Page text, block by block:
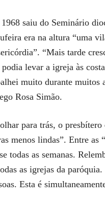
saiu do Seminário
era na altura “uma
“Mais tarde
podia levar a igreja às
muito durante muitos
Rosa Simão.
para trás, o presbítero
menos lindas”. Entre as
todas as semanas.
as igrejas da
Esta é